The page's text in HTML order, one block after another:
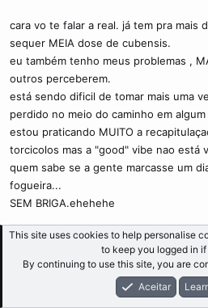
cara vo te falar a real. já tem pra mais
sequer MEIA dose de cubensis.
eu também tenho meus problemas ,
outros perceberem.
está sendo dificil de tomar mais uma
perdido no meio do caminho em
estou praticando MUITO a
torcicolos mas a "good" vibe nao está
quem sabe se a gente marcasse um
fogueira...
SEM BRIGA.ehehehe
Clorofila
Cogumelo maduro Membro Ativo
This site uses cookies to help personalise
to keep you logged in
By continuing to use this site, you are
Aceitar